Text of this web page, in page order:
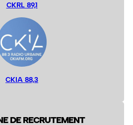
CKRL 89,1
CKIA 88,3
DE RECRUTEMENT